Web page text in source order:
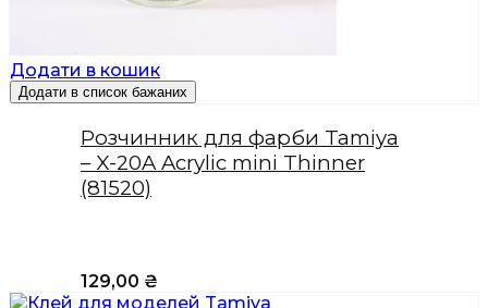
Додати в кошик
Додати в список бажаних
Розчинник для фарби Tamiya
– X-20A Acrylic mini Thinner
(81520)
129,00 ₴